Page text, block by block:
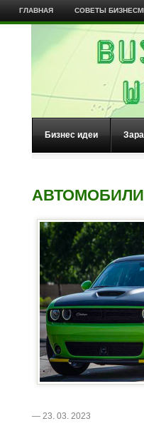
ГЛАВНАЯ СОВЕТЫ
Бизнес идеи
— 23. 03. 2023